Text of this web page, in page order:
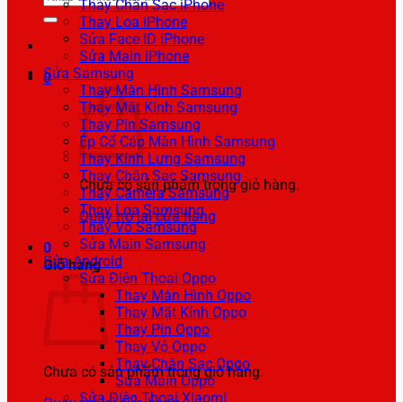
kiếm:
0
Chưa có sản phẩm trong giỏ hàng.
Quay trở lại cửa hàng
0
Giỏ hàng
Chưa có sản phẩm trong giỏ hàng.
Thay Chân Sạc iPhone
Thay Loa iPhone
Sửa Face ID iPhone
Sửa Main iPhone
Sửa Samsung
Thay Màn Hình Samsung
Thay Mặt Kính Samsung
Thay Pin Samsung
Ép Cổ Cáp Màn Hình Samsung
Thay Kính Lưng Samsung
Thay Chân Sạc Samsung
Thay Camera Samsung
Thay Loa Samsung
Thay Vỏ Samsung
Sửa Main Samsung
Sửa Android
Sửa Điện Thoại Oppo
Thay Màn Hình Oppo
Thay Mặt Kính Oppo
Thay Pin Oppo
Thay Vỏ Oppo
Thay Chân Sạc Oppo
Sửa Main Oppo
Sửa Điện Thoại Xiaomi